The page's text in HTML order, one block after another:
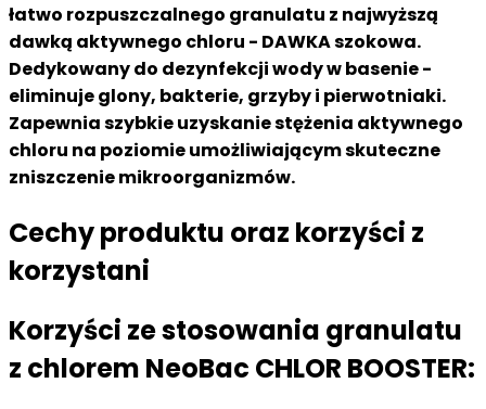
łatwo rozpuszczalnego granulatu z najwyższą
dawką aktywnego chloru - DAWKA szokowa.
Dedykowany do dezynfekcji wody w basenie -
eliminuje glony, bakterie, grzyby i pierwotniaki.
Zapewnia szybkie uzyskanie stężenia aktywnego
chloru na poziomie umożliwiającym skuteczne
zniszczenie mikroorganizmów.
Cechy produktu oraz korzyści z
korzystani
Korzyści ze stosowania granulatu
z chlorem NeoBac CHLOR BOOSTER: